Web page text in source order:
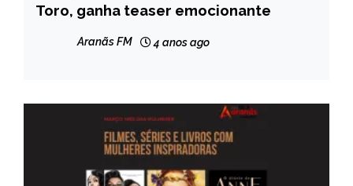
Toro, ganha teaser emocionante
Aranãs FM 4 anos ago